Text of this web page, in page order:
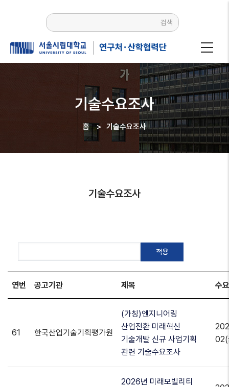
검색
기술수요조사
이동
경로
홈 > 기술수요조사
기술수요조사
연번 공고기관 제목 수
61 한국산업기술기획평가원
(가칭)엔지니어링
산업전환 미래혁신
기술개발 신규 사업기획
관련 기술수요조사
02(
2026년 미래모빌리티